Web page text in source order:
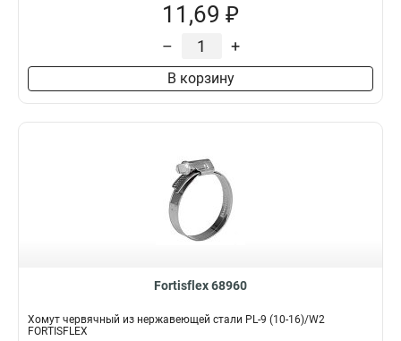
11,69 ₽
– +
В корзину
Fortisflex 68960
Хомут червячный из нержавеющей стали PL-9 (10-16)/W2
FORTISFLEX